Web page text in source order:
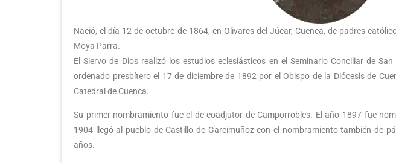
Nació, el día 12 de octubre de 1864, en Olivares del Júcar, Cuenca, de padres
Moya Parra.
El Siervo de Dios realizó los estudios eclesiásticos en el Seminario Conciliar de
ordenado presbítero el 17 de diciembre de 1892 por el Obispo de la Diócesis de
Catedral de Cuenca.
Su primer nombramiento fue el de coadjutor de Camporrobles. El año 1897 fue
1904 llegó al pueblo de Castillo de Garcimuñoz con el nombramiento también de
años.